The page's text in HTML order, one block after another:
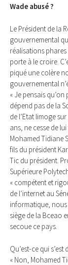
Wade abusé ?
Le Président de la
gouvernemental
réalisations
porte à le croire.
piqué une colère
gouvernemental
« Je pensais
dépend pas de la
de l’Etat limoge
ans, ne cesse de
Mohamed Tidiane
fils du président
Tic du président.
Supérieure
« compétent et
de l’internet au
informatique,
siège de la Bceao
secoue ce pays.
Qu’est-ce qui
« Non, Mohamed